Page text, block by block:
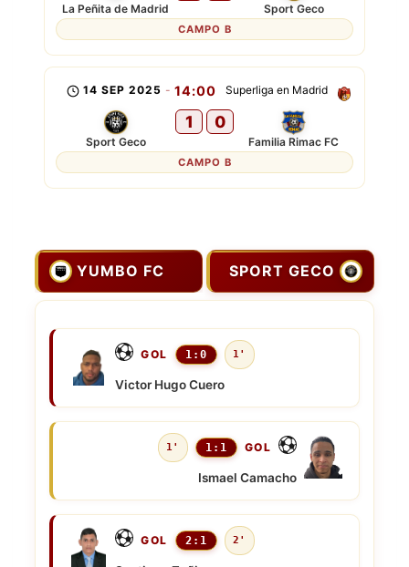
La Peñita de Madrid Sport Geco
CAMPO B
Superliga en Madrid
14 SEP 2025 - 14:00
Sport Geco
1 0
Familia Rimac FC
CAMPO B
YUMBO FC SPORT GECO
GOL 1:0 1'
Victor Hugo Cuero
1' 1:1 GOL
Ismael Camacho
GOL 2:1 2'